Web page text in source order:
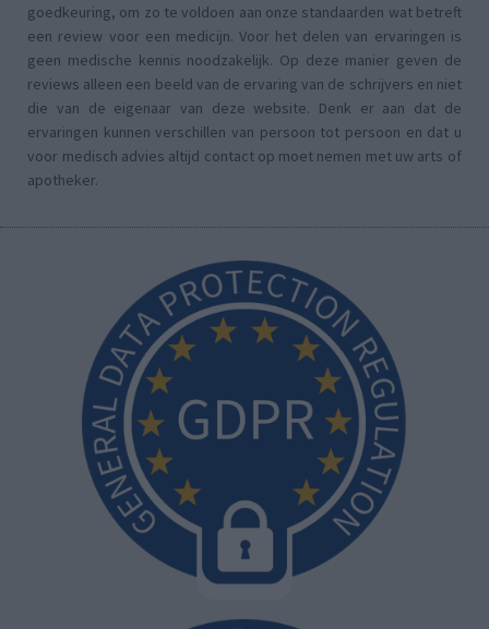
goedkeuring, om zo te voldoen aan onze standaarden wat betreft
een review voor een medicijn. Voor het delen van ervaringen is
geen medische kennis noodzakelijk. Op deze manier geven de
reviews alleen een beeld van de ervaring van de schrijvers en niet
die van de eigenaar van deze website. Denk er aan dat de
ervaringen kunnen verschillen van persoon tot persoon en dat u
voor medisch advies altijd contact op moet nemen met uw arts of
apotheker.